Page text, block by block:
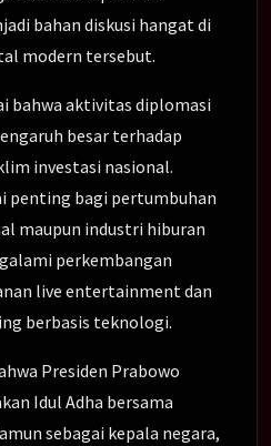
bahan diskusi hangat di
modern tersebut.
bahwa aktivitas diplomasi
besar terhadap
investasi nasional.
penting bagi pertumbuhan
maupun industri hiburan
perkembangan
live entertainment dan
berbasis teknologi.
Presiden Prabowo
Idul Adha bersama
sebagai kepala negara,